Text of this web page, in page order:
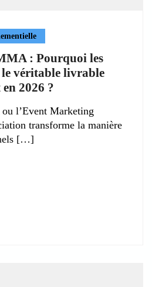
: Pourquoi les
véritable livrable
2026 ?
l’Event Marketing
transforme la manière